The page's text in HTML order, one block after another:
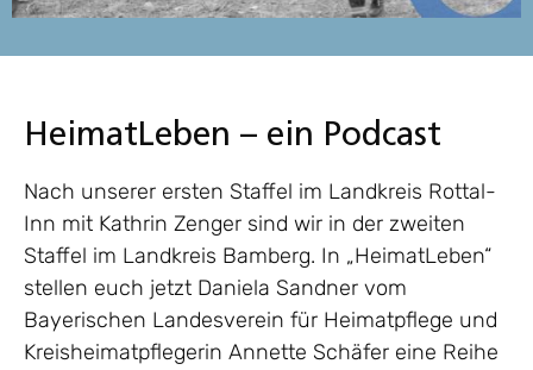
HeimatLeben – ein Podcast
Nach unserer ersten Staffel im Landkreis Rottal-
Inn mit Kathrin Zenger sind wir in der zweiten
Staffel im Landkreis Bamberg. In „HeimatLeben“
stellen euch jetzt Daniela Sandner vom
Bayerischen Landesverein für Heimatpflege und
Kreisheimatpflegerin Annette Schäfer eine Reihe